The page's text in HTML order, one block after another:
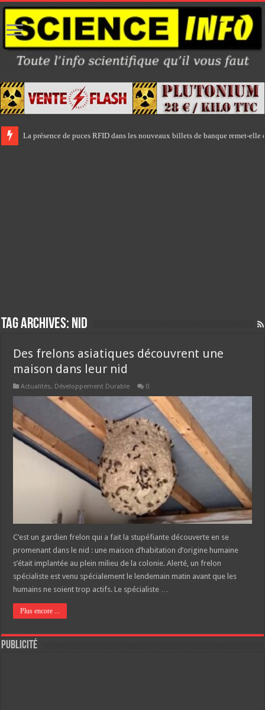
La présence de puces RFID dans les nouveaux billets de banque remet-
Tag Archives: nid
Des frelons asiatiques découvrent une
maison dans leur nid
Actualités, Développement Durable 0
C’est un gardien frelon qui a fait la stupéfiante découverte en se
promenant dans le nid : une maison d’habitation d’origine humaine
s’était implantée au plein milieu de la colonie. Alerté, un frelon
spécialiste est venu spécialement le lendemain matin avant que les
humains ne soient trop actifs. Le spécialiste …
Plus encore ...
Publicité